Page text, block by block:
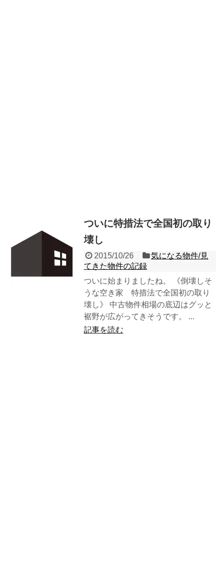
ついに特措法で全国初の取り
壊し
2015/10/26
気になる物件/見
てきた物件の記録
ついに始まりましたね。 《倒壊しそ
うな空き家 特措法で全国初の取り
壊し》 中古物件相場の底辺はグッと
裾野が広がってきそうです。 ...
記事を読む